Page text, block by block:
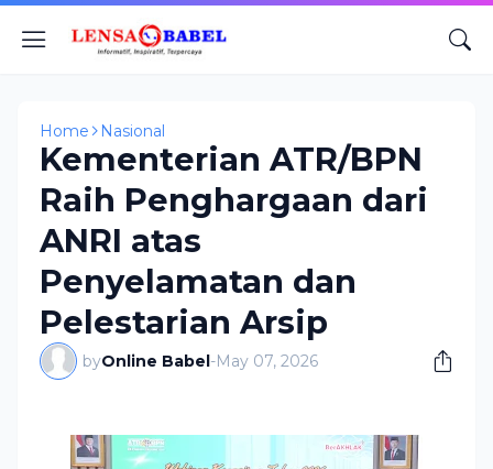
Home Nasional
Kementerian ATR/BPN
Raih Penghargaan dari
ANRI atas
Penyelamatan dan
Pelestarian Arsip
byOnline Babel-May 07, 2026